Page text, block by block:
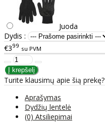
Juoda
Dydis :
€399 su PVM
Turite klausimų apie šią prekę?
Aprašymas
Dydžių lentelė
(0) Atsiliepimai